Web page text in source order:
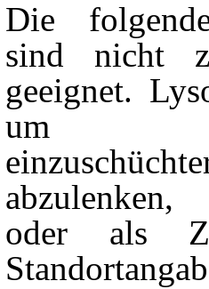
Die
sind nicht
geeignet.
um
oder als